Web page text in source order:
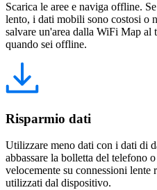
Scarica le aree e naviga offline.
lento, i dati mobili sono costosi o
salvare un'area dalla WiFi Map al
quando sei offline.
Risparmio dati
Utilizzare meno dati con i dati di
abbassare la bolletta del telefono
velocemente su connessioni
utilizzati dal dispositivo.